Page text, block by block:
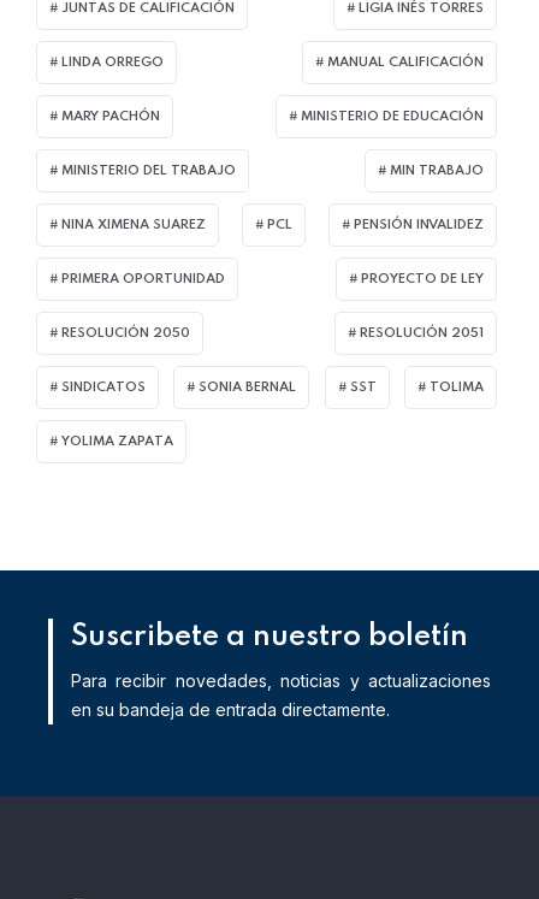
JUNTAS DE CALIFICACIÓN LIGIA INÉS TORRES
LINDA ORREGO MANUAL CALIFICACIÓN
MARY PACHÓN MINISTERIO DE EDUCACIÓN
MINISTERIO DEL TRABAJO MIN TRABAJO
NINA XIMENA SUAREZ PCL PENSIÓN INVALIDEZ
PRIMERA OPORTUNIDAD PROYECTO DE LEY
RESOLUCIÓN 2050 RESOLUCIÓN 2051
SINDICATOS SONIA BERNAL SST TOLIMA
YOLIMA ZAPATA
Suscribete a nuestro boletín
Para recibir novedades, noticias y actualizaciones
en su bandeja de entrada directamente.